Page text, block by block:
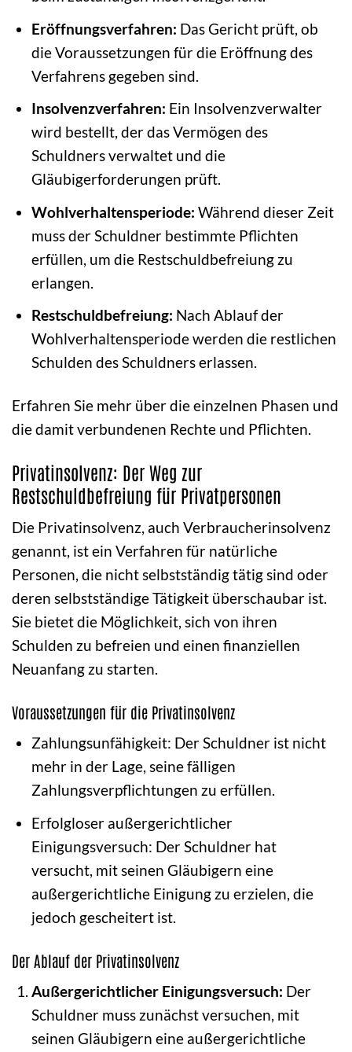
Eröffnungsverfahren: Das Gericht prüft, ob
die Voraussetzungen für die Eröffnung des
Verfahrens gegeben sind.
Insolvenzverfahren: Ein Insolvenzverwalter
wird bestellt, der das Vermögen des
Schuldners verwaltet und die
Gläubigerforderungen prüft.
Wohlverhaltensperiode: Während dieser Zeit
muss der Schuldner bestimmte Pflichten
erfüllen, um die Restschuldbefreiung zu
erlangen.
Restschuldbefreiung: Nach Ablauf der
Wohlverhaltensperiode werden die restlichen
Schulden des Schuldners erlassen.
Erfahren Sie mehr über die einzelnen Phasen und
die damit verbundenen Rechte und Pflichten.
Privatinsolvenz: Der Weg zur
Restschuldbefreiung für Privatpersonen
Die Privatinsolvenz, auch Verbraucherinsolvenz
genannt, ist ein Verfahren für natürliche
Personen, die nicht selbstständig tätig sind oder
deren selbstständige Tätigkeit überschaubar ist.
Sie bietet die Möglichkeit, sich von ihren
Schulden zu befreien und einen finanziellen
Neuanfang zu starten.
Voraussetzungen für die Privatinsolvenz
Zahlungsunfähigkeit: Der Schuldner ist nicht
mehr in der Lage, seine fälligen
Zahlungsverpflichtungen zu erfüllen.
Erfolgloser außergerichtlicher
Einigungsversuch: Der Schuldner hat
versucht, mit seinen Gläubigern eine
außergerichtliche Einigung zu erzielen, die
jedoch gescheitert ist.
Der Ablauf der Privatinsolvenz
Außergerichtlicher Einigungsversuch: Der
Schuldner muss zunächst versuchen, mit
seinen Gläubigern eine außergerichtliche